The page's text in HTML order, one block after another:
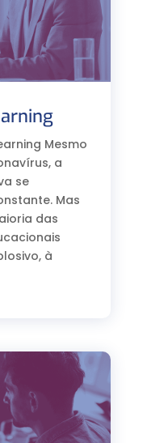
Mesmo
a
se
Mas
das
à